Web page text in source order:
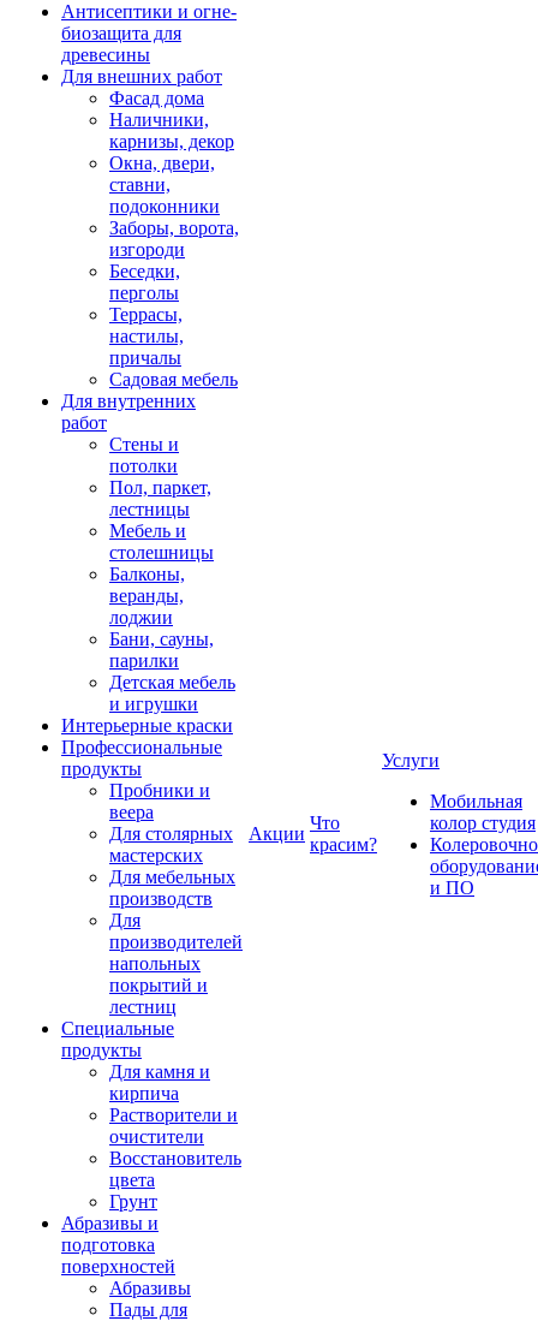
Антисептики и огне-
биозащита для
древесины
Для внешних работ
Фасад дома
Наличники,
карнизы, декор
Окна, двери,
ставни,
подоконники
Заборы, ворота,
изгороди
Беседки,
перголы
Террасы,
настилы,
причалы
Садовая мебель
Для внутренних
работ
Стены и
потолки
Пол, паркет,
лестницы
Мебель и
столешницы
Балконы,
веранды,
лоджии
Бани, сауны,
парилки
Детская мебель
и игрушки
Интерьерные краски
Профессиональные
продукты
Пробники и
веера
Для столярных
мастерских
Для мебельных
производств
Для
производителей
напольных
покрытий и
лестниц
Специальные
продукты
Для камня и
кирпича
Растворители и
очистители
Восстановитель
цвета
Грунт
Абразивы и
подготовка
поверхностей
Абразивы
Пады для
Акции
Что
красим?
Услуги
Мобильная
колор студия
и ПО